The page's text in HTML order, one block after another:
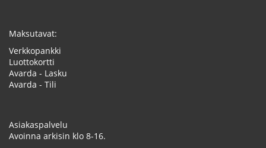
Maksutavat:
Verkkopankki
Luottokortti
Avarda - Lasku
Avarda - Tili
Asiakaspalvelu
Avoinna arkisin klo 8-16.